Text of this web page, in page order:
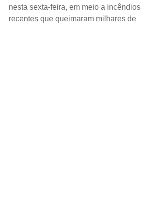
nesta sexta-feira, em meio a incêndios
recentes que queimaram milhares de